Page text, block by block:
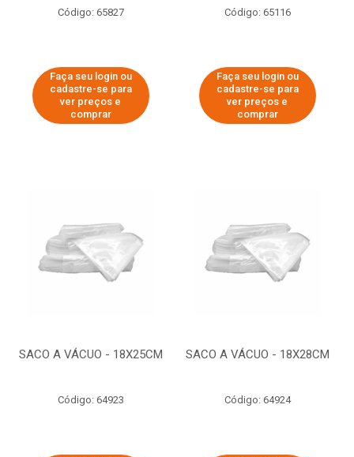
Código: 65827
Faça seu login ou
cadastre-se para
ver preços e
comprar
Código: 65116
Faça seu login ou
cadastre-se para
ver preços e
comprar
SACO A VÁCUO - 18X25CM
Código: 64923
SACO A VÁCUO - 18X28CM
Código: 64924